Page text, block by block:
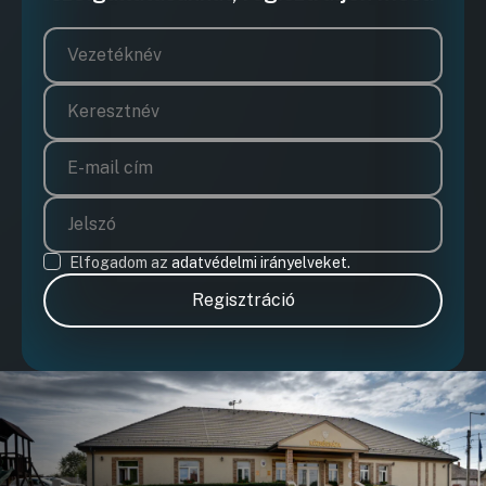
Elfogadom az adatvédelmi irányelveket.
Regisztráció